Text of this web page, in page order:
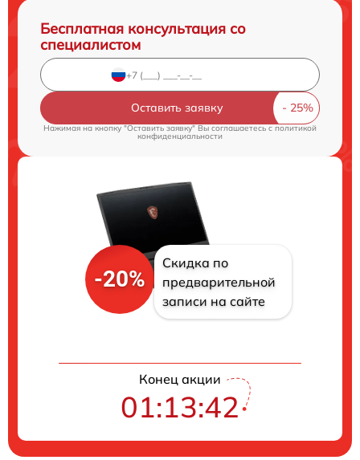
Бесплатная консультация со
специалистом
Оставить заявку
Нажимая на кнопку "Оставить заявку" Вы соглашаетесь cполитикой
конфиденциальности
-20%
Скидка по
предварительной
записи на сайте
Конец акции
01:13:41